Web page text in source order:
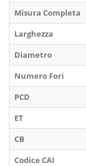
Misura Completa
Larghezza
Diametro
Numero Fori
PCD
ET
CB
Codice CAI